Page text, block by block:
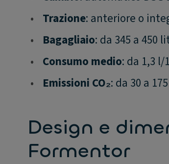
•
Trazione: anteriore o
•
Bagagliaio: da 345 a 450
•
Consumo medio: da 1,3 l/
•
Emissioni CO₂: da 30 a
Design e
Formentor